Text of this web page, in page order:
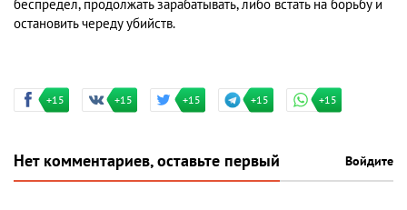
беспредел, продолжать зарабатывать, либо встать на борьбу и
остановить череду убийств.
+15 +15 +15 +15 +15
Нет комментариев, оставьте первый Войдите